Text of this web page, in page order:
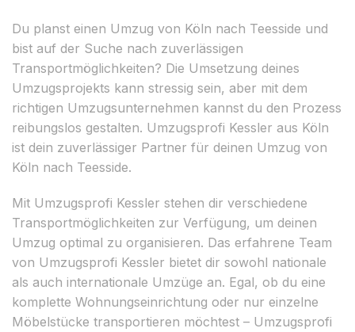
Du planst einen Umzug von Köln nach Teesside und
bist auf der Suche nach zuverlässigen
Transportmöglichkeiten? Die Umsetzung deines
Umzugsprojekts kann stressig sein, aber mit dem
richtigen Umzugsunternehmen kannst du den Prozess
reibungslos gestalten. Umzugsprofi Kessler aus Köln
ist dein zuverlässiger Partner für deinen Umzug von
Köln nach Teesside.
Mit Umzugsprofi Kessler stehen dir verschiedene
Transportmöglichkeiten zur Verfügung, um deinen
Umzug optimal zu organisieren. Das erfahrene Team
von Umzugsprofi Kessler bietet dir sowohl nationale
als auch internationale Umzüge an. Egal, ob du eine
komplette Wohnungseinrichtung oder nur einzelne
Möbelstücke transportieren möchtest – Umzugsprofi